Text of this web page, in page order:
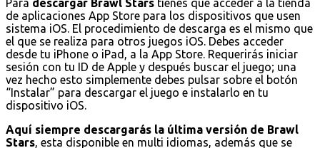
Para descargar Brawl Stars tienes que acceder a la tienda
de aplicaciones App Store para los dispositivos que usen
sistema iOS. El procedimiento de descarga es el mismo que
el que se realiza para otros juegos iOS. Debes acceder
desde tu iPhone o iPad, a la App Store. Requerirás iniciar
sesión con tu ID de Apple y después buscar el juego; una
vez hecho esto simplemente debes pulsar sobre el botón
“Instalar” para descargar el juego e instalarlo en tu
dispositivo iOS.
Aquí siempre descargarás la última versión de Brawl
Stars, esta disponible en multi idiomas, además que se